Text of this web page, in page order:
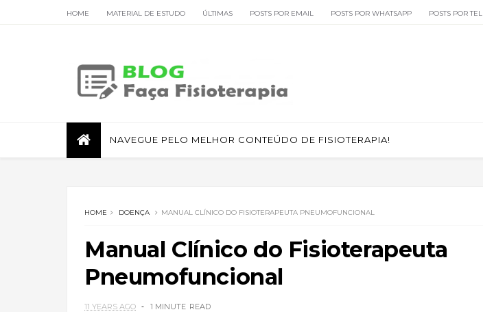
HOME MATERIAL DE ESTUDO ÚLTIMAS POSTS POR EMAIL POSTS POR WHATSAPP POSTS POR
FISIOTERAPIA RESPIRATÓRIA
NAVEGUE PELO MELHOR CONTEÚDO DE FISIOTERAPIA!
HOME DOENÇA MANUAL CLÍNICO DO FISIOTERAPEUTA PNEUMOFUNCIONAL
Manual Clínico do Fisioterapeuta
Pneumofuncional
11 YEARS AGO 1 MINUTE READ